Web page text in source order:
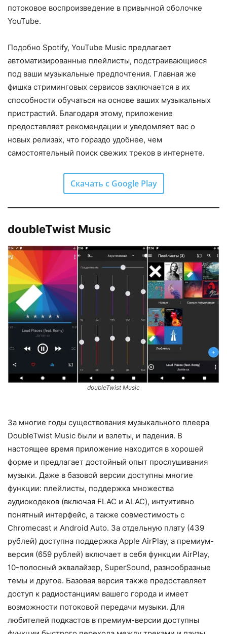
потоковое воспроизведение в привычной оболочке
YouTube.
Подобно Spotify, YouTube Music предлагает
автоматизированные плейлисты, подстраивающиеся
под ваши музыкальные предпочтения. Главная же
фишка стриминговых сервисов заключается в их
способности обучаться на основе ваших музыкальных
пристрастий. Благодаря этому, приложение
предоставляет рекомендации и уведомляет вас о
новых релизах, что гораздо удобнее, чем
самостоятельный поиск свежих треков в интернете.
Скачать с Google Play
doubleTwist Music
doubleTwist Music
За многие годы существования музыкального плеера
DoubleTwist Music были и взлеты, и падения. В
настоящее время приложение находится в хорошей
форме и предлагает достойный опыт прослушивания
музыки. Даже в базовой версии доступны многие
функции: плейлисты, поддержка множества
аудиокодеков (включая FLAC и ALAC), интуитивно
понятный интерфейс, а также совместимость с
Chromecast и Android Auto. За отдельную плату (439
рублей) доступна поддержка Apple AirPlay, а премиум-
версия (659 рублей) включает в себя функции AirPlay,
10-полосный эквалайзер, SuperSound, разнообразные
темы и другое. Базовая версия также предоставляет
доступ к радиостанциям вашего города и имеет
возможности потоковой передачи музыки. Для
любителей подкастов в премиум-версии доступны